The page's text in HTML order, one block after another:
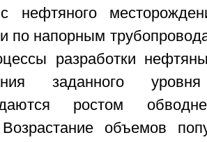
нефтяного
по напорным
разработки
заданного
ростом
объемов